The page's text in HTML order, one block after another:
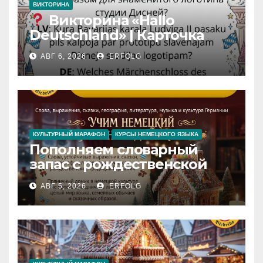
ВИКТОРИНА
Викторина «Hallo
Deutschland» | Карточка
№46
Замок вдохновения
Iedvesmas pils / Schloss der
Inspiration
АВГ 6, 2026 ERFOLG
КУЛЬТУРНЫЙ МАРАФОН КУРСЫ НЕМЕЦКОГО ЯЗЫКА
Пополняем словарный
запас с рождественской
сказкой! Учим немецкий
вместе с Lebkuchenhaus
АВГ 5, 2026 ERFOLG